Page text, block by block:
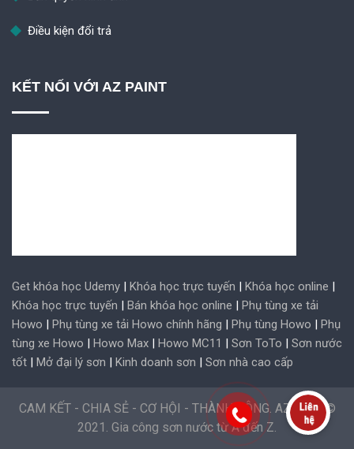
Điều kiện đổi trả
KẾT NỐI VỚI AZ PAINT
Get khóa học Udemy | Khóa học trực tuyến | Khóa học online |
Khóa học trực tuyến | Bán khóa học online | Phụ tùng xe tải
Howo | Phụ tùng xe tải Howo chính hãng | Phụ tùng Howo | Phụ
tùng xe Howo | Howo Max | Howo MC11 | Sơn ToTo | Sơn nước
tốt | Mở đại lý sơn | Kinh doanh sơn | Sơn nhà cao cấp
CAM KẾT - CHIA SẺ - CƠ HỘI - THÀNH CÔNG. AZ Paint ©
2021. Gia công sơn nước từ A đến Z.